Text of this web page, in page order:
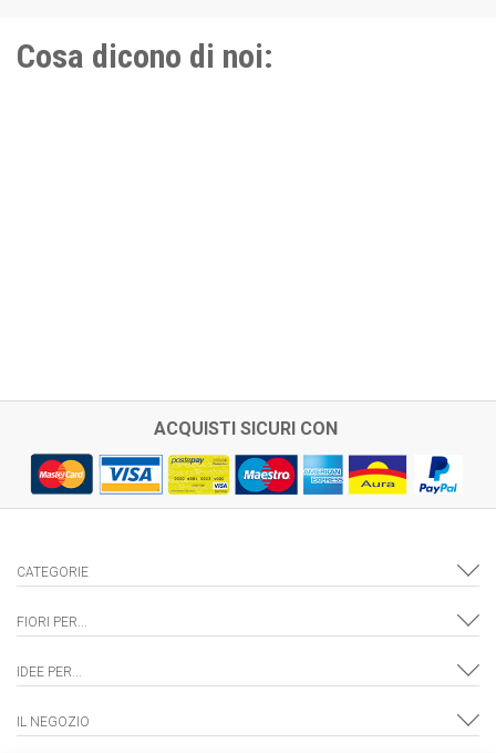
Cosa dicono di noi:
ACQUISTI SICURI CON
CATEGORIE
FIORI PER...
IDEE PER...
IL NEGOZIO